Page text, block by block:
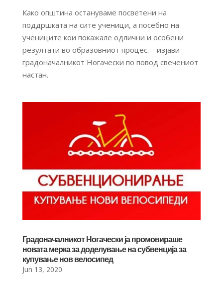
Како општина остануваме посветени на
поддршката на сите ученици, а посебно на
учениците кои покажале одлични и особени
резултати во образовниот процес. – изјави
градоначалникот Ногачески по повод свечениот
настан.
Градоначалникот Ногачески ја промовираше
новата мерка за доделување на субвенција за
купување нов велосипед
Jun 13, 2020